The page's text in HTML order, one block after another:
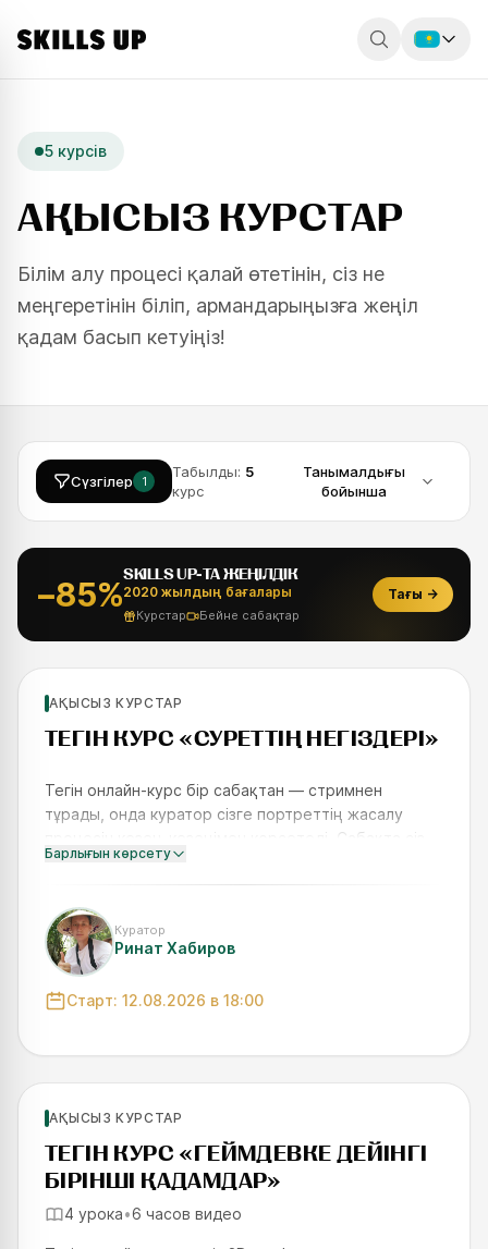
English
ESC
5 курсів
АҚЫСЫЗ КУРСТАР
Білім алу процесі қалай өтетінін, сіз не
меңгеретінін біліп, армандарыңызға жеңіл
қадам басып кетуіңіз!
Сүзгілер 1
Табылды: 5
курс
Танымалдығы
бойынша
−85%
SKILLS UP-ТА ЖЕҢІЛДІК
2020 жылдың бағалары
Курстар Бейне сабақтар
Тағы →
SKILLS UP
АҚЫСЫЗ КУРСТАР
ТЕГІН КУРС «СУРЕТТІҢ НЕГІЗДЕРІ»‎
Тегін онлайн-курс бір сабақтан — стримнен
тұрады, онда куратор сізге портреттің жасалу
процесін кезең-кезеңімен көрсетеді. Сабақта сіз
атақты суретшілердің жұмыстарын неге
соншалықты тамаша ететінін т
Барлығын көрсету
Куратор
Ринат Хабиров
Старт: 12.08.2026 в 18:00
SKILLS UP
АҚЫСЫЗ КУРСТАР
ТЕГІН КУРС «ГЕЙМДЕВКЕ ДЕЙІНГІ
БІРІНШІ ҚАДАМДАР»
4 урока•6 часов видео